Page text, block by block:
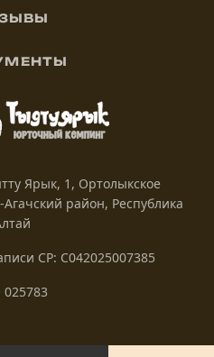
Ярык, 1, Ортолыкское
район, Республика
СР: С042025007385